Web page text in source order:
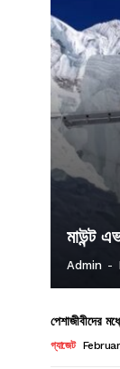
মাউন্ট
Admin -
পেশাজীবীদের
গ্যাজেট